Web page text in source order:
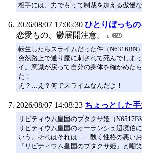
相手には、力でもって制裁を加える傲慢
2026/08/07 17:06:30 ひとりぼっち
恋愛もの、鬱展開注意。
転生したらスライムだった件（N6316BN）
突然路上で通り魔に刺されて死んでしま
イ。意識が戻って自分の身体を確かめた
た！
え？…え？何でスライムなんだよ！
2026/08/07 14:08:23 ちょっとした
リビティウム皇国のブタクサ姫（
リビティウム皇国のオーランシュ辺境伯
いう、それはそれは……醜く性格の悪いお
『リビティウム皇国のブタクサ姫』と嘲笑